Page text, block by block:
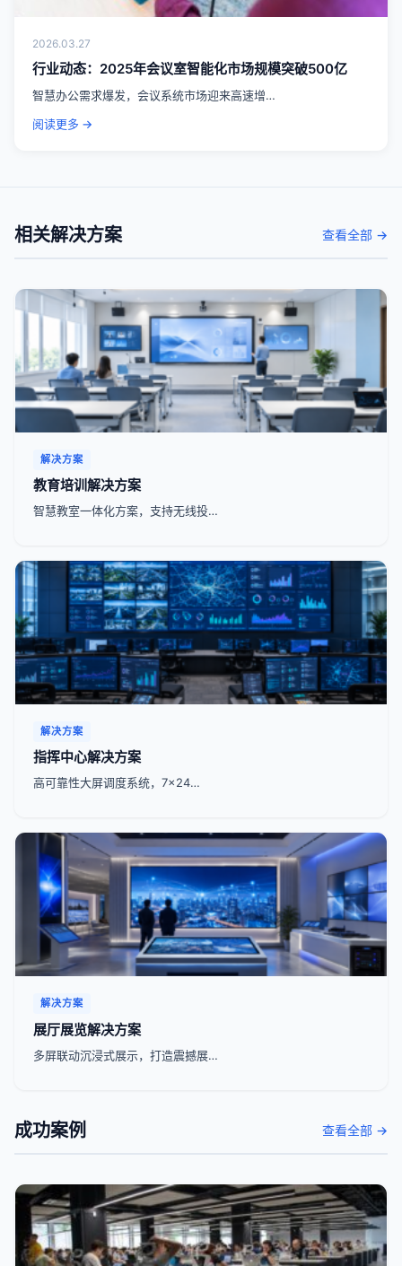
2026.03.27
行业动态：2025年会议室智能化市场规模突破500亿
智慧办公需求爆发，会议系统市场迎来高速增…
阅读更多 →
相关解决方案 查看全部 →
解决方案
教育培训解决方案
智慧教室一体化方案，支持无线投…
解决方案
指挥中心解决方案
高可靠性大屏调度系统，7x24…
解决方案
展厅展览解决方案
多屏联动沉浸式展示，打造震撼展…
成功案例 查看全部 →